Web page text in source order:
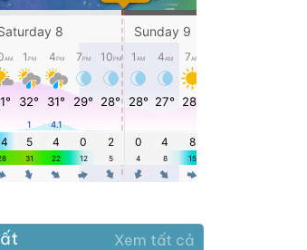
Xem tất cả